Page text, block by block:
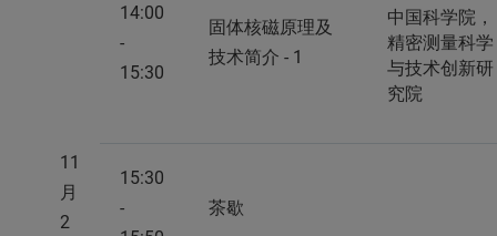
11
月
2
14:00
-
15:30
固体核磁原理及
技术简介 - 1
中国科学院，
精密测量科学
与技术创新研
究院
15:30
-
茶歇